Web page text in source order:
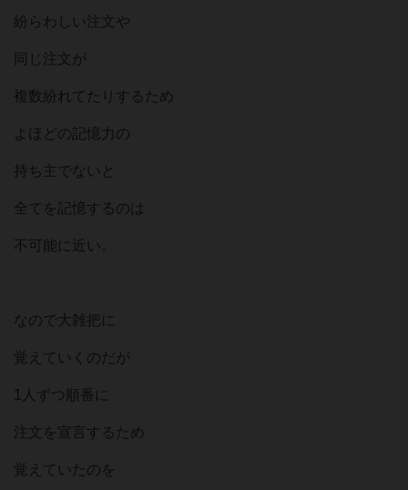
紛らわしい注文や
同じ注文が
複数紛れてたりするため
よほどの記憶力の
持ち主でないと
全てを記憶するのは
不可能に近い。
なので大雑把に
覚えていくのだが
1人ずつ順番に
注文を宣言するため
覚えていたのを